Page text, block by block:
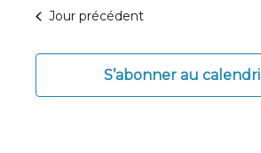
date.Jour précédent
S’abonner au